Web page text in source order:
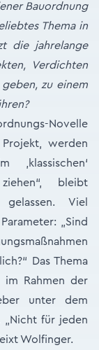
Bauordnung
Thema in
die jahrelange
Verdichten
zu einem
Novelle
werden
bleibt
Viel
„Sind
Das Thema
im Rahmen der
unter dem
„Nicht für jeden
Wolfinger.